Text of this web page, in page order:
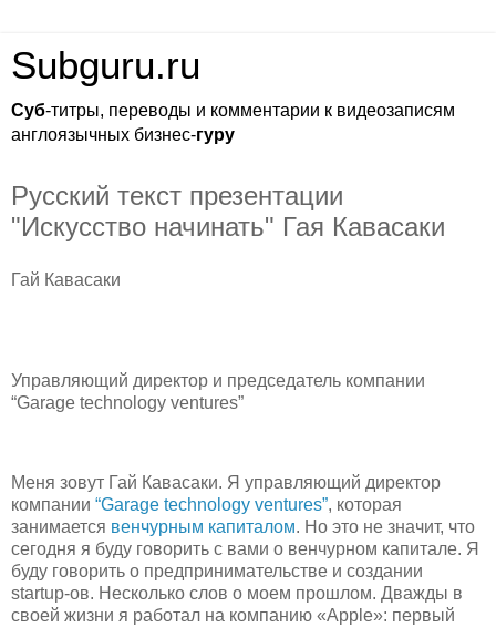
Subguru.ru
Суб-титры, переводы и комментарии к видеозаписям
англоязычных бизнес-гуру
Русский текст презентации
"Искусство начинать" Гая Кавасаки
Гай Кавасаки
Управляющий директор и председатель компании
“Garage technology ventures”
Меня зовут Гай Кавасаки. Я управляющий директор
компании “Garage technology ventures”, которая
занимается венчурным капиталом. Но это не значит, что
сегодня я буду говорить с вами о венчурном капитале. Я
буду говорить о предпринимательстве и создании
startup-ов. Несколько слов о моем прошлом. Дважды в
своей жизни я работал на компанию «Apple»: первый